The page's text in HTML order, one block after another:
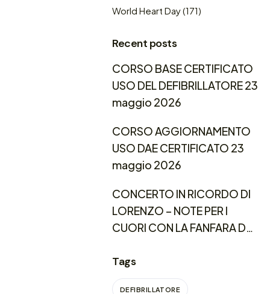
World Heart Day(171)
Recent posts
CORSO BASE CERTIFICATO
USO DEL DEFIBRILLATORE 23
maggio 2026
CORSO AGGIORNAMENTO
USO DAE CERTIFICATO 23
maggio 2026
CONCERTO IN RICORDO DI
LORENZO – NOTE PER I
CUORI CON LA FANFARA DEL
CARABINIERI LOMBARDIA
Tags
DEFIBRILLATORE